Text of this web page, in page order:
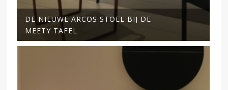
DE NIEUWE ARCOS STOEL BIJ DE
MEETY TAFEL